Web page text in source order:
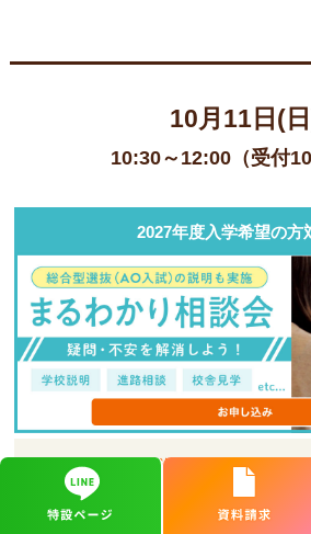
10月11日(
10:30～12:00（受付
2027年度入学希望の方
※前日までにお申し込みください。
※まるわかり説明会の参加は、同じ校舎の
て1回限定となっております。